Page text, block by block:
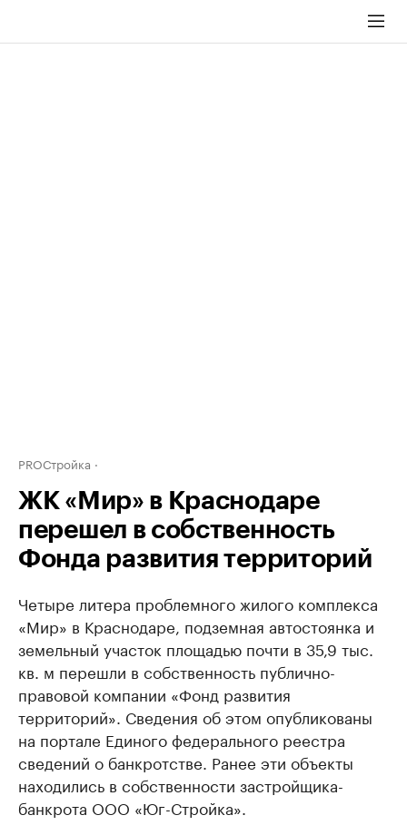
PROСтройка
ЖК «Мир» в Краснодаре
перешел в собственность
Фонда развития территорий
Четыре литера проблемного жилого комплекса
«Мир» в Краснодаре, подземная автостоянка и
земельный участок площадью почти в 35,9 тыс.
кв. м перешли в собственность публично-
правовой компании «Фонд развития
территорий». Сведения об этом опубликованы
на портале Единого федерального реестра
сведений о банкротстве. Ранее эти объекты
находились в собственности застройщика-
банкрота ООО «Юг-Стройка».